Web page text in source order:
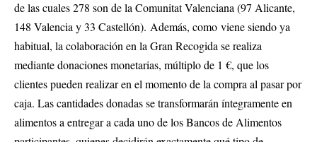
de las cuales 278 son de la Comunitat Valenciana (97 Alicante,
148 Valencia y 33 Castellón). Además, como viene siendo ya
habitual, la colaboración en la Gran Recogida se realiza
mediante donaciones monetarias, múltiplo de 1 €, que los
clientes pueden realizar en el momento de la compra al pasar por
caja. Las cantidades donadas se transformarán íntegramente en
alimentos a entregar a cada uno de los Bancos de Alimentos